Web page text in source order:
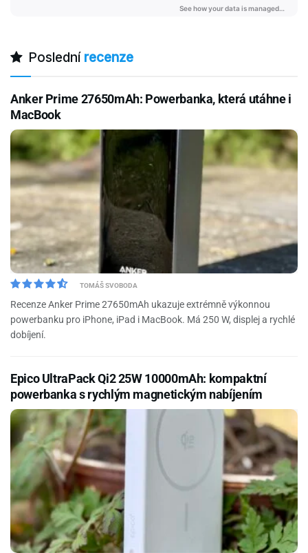
Poslední recenze
Anker Prime 27650mAh: Powerbanka, která utáhne i
MacBook
TOMÁŠ SVOBODA
Recenze Anker Prime 27650mAh ukazuje extrémně výkonnou
powerbanku pro iPhone, iPad i MacBook. Má 250 W, displej a rychlé
dobíjení.
Epico UltraPack Qi2 25W 10000mAh: kompaktní
powerbanka s rychlým magnetickým nabíjením